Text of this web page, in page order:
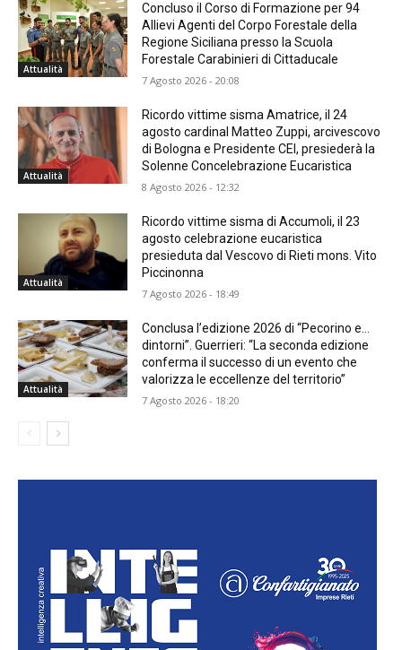
Attualità
Concluso il Corso di Formazione per 94
Allievi Agenti del Corpo Forestale della
Regione Siciliana presso la Scuola
Forestale Carabinieri di Cittaducale
7 Agosto 2026 - 20:08
Attualità
Ricordo vittime sisma Amatrice, il 24
agosto cardinal Matteo Zuppi, arcivescovo
di Bologna e Presidente CEI, presiederà la
Solenne Concelebrazione Eucaristica
8 Agosto 2026 - 12:32
Attualità
Ricordo vittime sisma di Accumoli, il 23
agosto celebrazione eucaristica
presieduta dal Vescovo di Rieti mons. Vito
Piccinonna
7 Agosto 2026 - 18:49
Attualità
Conclusa l’edizione 2026 di “Pecorino e…
dintorni”. Guerrieri: “La seconda edizione
conferma il successo di un evento che
valorizza le eccellenze del territorio”
7 Agosto 2026 - 18:20